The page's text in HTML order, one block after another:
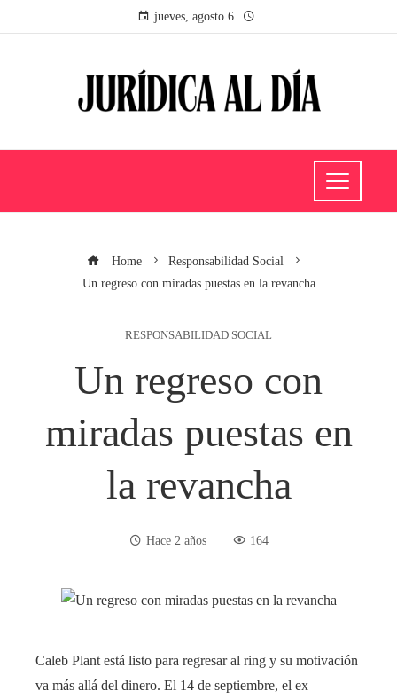
jueves, agosto 6
Home
Responsabilidad Social
Un regreso con miradas puestas en la revancha
RESPONSABILIDAD SOCIAL
Un regreso con
miradas puestas en
la revancha
Hace 2 años 164
Caleb Plant está listo para regresar al ring y su motivación
va más allá del dinero. El 14 de septiembre, el ex